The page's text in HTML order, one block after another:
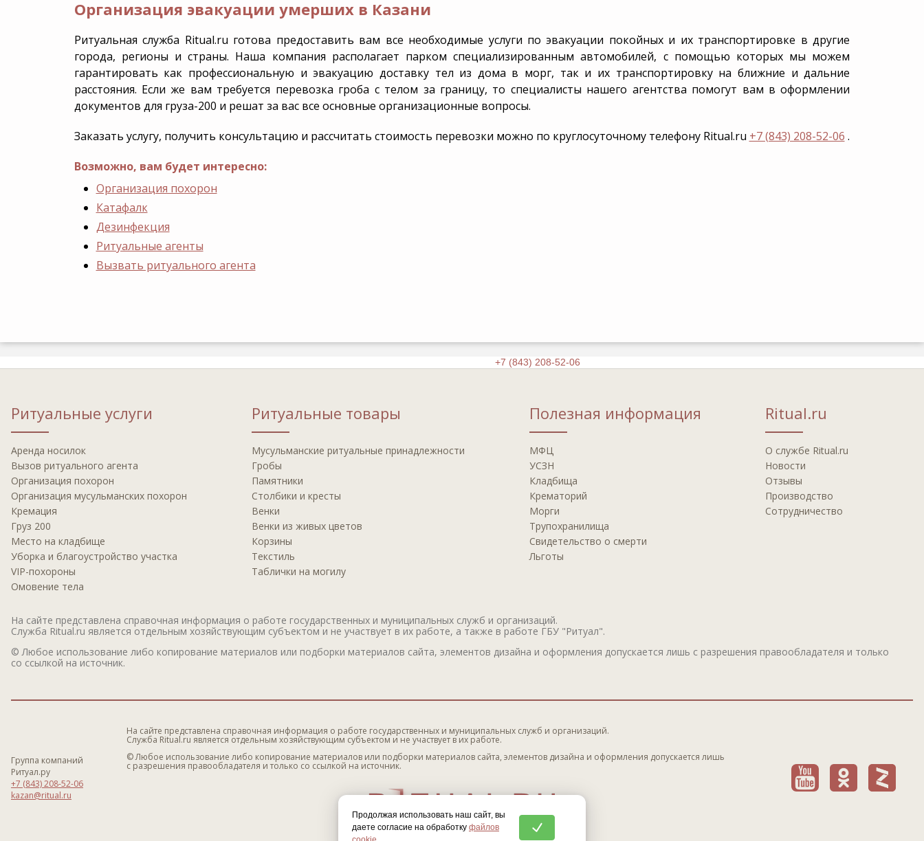
Организация эвакуации умерших в Казани
Ритуальная служба Ritual.ru готова предоставить вам все необходимые услуги по эвакуации покойных и их транспортировке в другие
города, регионы и страны. Наша компания располагает парком специализированным автомобилей, с помощью которых мы можем
гарантировать как профессиональную и эвакуацию доставку тел из дома в морг, так и их транспортировку на ближние и дальние
расстояния. Если же вам требуется перевозка гроба с телом за границу, то специалисты нашего агентства помогут вам в оформлении
документов для груза-200 и решат за вас все основные организационные вопросы.
Заказать услугу, получить консультацию и рассчитать стоимость перевозки можно по круглосуточному телефону Ritual.ru +7 (843) 208-52-06 .
Возможно, вам будет интересно:
Организация похорон
Катафалк
Дезинфекция
Ритуальные агенты
Вызвать ритуального агента
+7 (843) 208-52-06
Ритуальные услуги
Аренда носилок
Вызов ритуального агента
Организация похорон
Организация мусульманских похорон
Кремация
Груз 200
Место на кладбище
Уборка и благоустройство участка
VIP-похороны
Омовение тела
Ритуальные товары
Мусульманские ритуальные принадлежности
Гробы
Памятники
Столбики и кресты
Венки
Венки из живых цветов
Корзины
Текстиль
Таблички на могилу
Полезная информация
МФЦ
УСЗН
Кладбища
Крематорий
Морги
Трупохранилища
Свидетельство о смерти
Льготы
Ritual.ru
О службе Ritual.ru
Новости
Отзывы
Производство
Сотрудничество
На сайте представлена справочная информация о работе государственных и муниципальных служб и организаций.
Служба Ritual.ru является отдельным хозяйствующим субъектом и не участвует в их работе, а также в работе ГБУ "Ритуал".
© Любое использование либо копирование материалов или подборки материалов сайта, элементов дизайна и оформления допускается лишь с разрешения правообладателя и только
со ссылкой на источник.
Группа компаний
Ритуал.ру
+7 (843) 208-52-06
kazan@ritual.ru
На сайте представлена справочная информация о работе государственных и муниципальных служб и организаций.
Служба Ritual.ru является отдельным хозяйствующим субъектом и не участвует в их работе.
© Любое использование либо копирование материалов или подборки материалов сайта, элементов дизайна и оформления допускается лишь
с разрешения правообладателя и только со ссылкой на источник.
Продолжая использовать наш сайт, вы
даете согласие на обработку файлов